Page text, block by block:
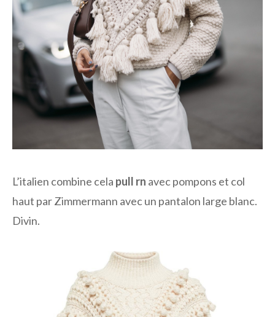
L’italien combine cela pull rn avec pompons et col
haut par Zimmermann avec un pantalon large blanc.
Divin.